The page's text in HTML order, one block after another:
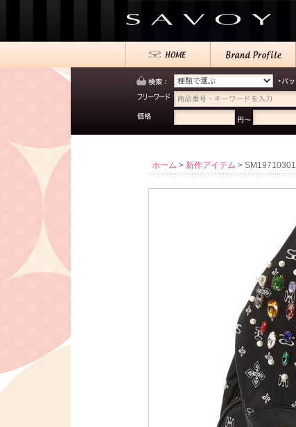
ホーム > 新作アイテム > SM19710301